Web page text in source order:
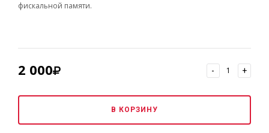
фискальной памяти.
2 000 - +
В КОРЗИНУ